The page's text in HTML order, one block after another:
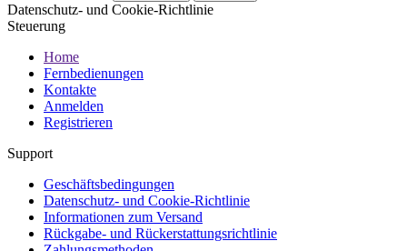
Datenschutz- und Cookie-Richtlinie
Steuerung
Home
Fernbedienungen
Kontakte
Anmelden
Registrieren
Support
Geschäftsbedingungen
Datenschutz- und Cookie-Richtlinie
Informationen zum Versand
Rückgabe- und Rückerstattungsrichtlinie